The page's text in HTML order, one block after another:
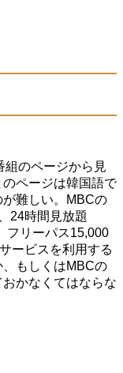
組のページから見
ページは韓国語で
難しい。MBCの
24時間見放題
フリーパス15,000
ービスを利用する
もしくはMBCの
かなくてはならな